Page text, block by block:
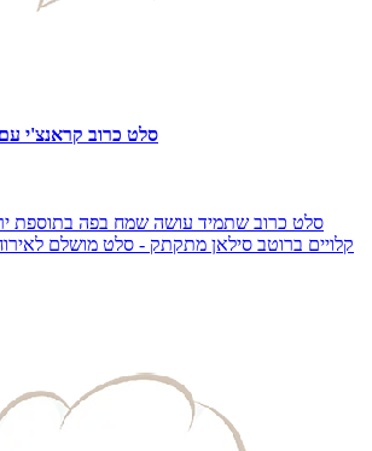
סלט כרוב קראנצ'י עם
סלט כרוב שתמיד עושה שמח בפה בתוספת
קלויים ברוטב סילאן מתקתק - סלט מושלם